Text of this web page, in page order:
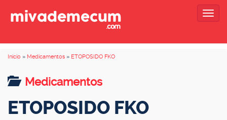
Inicio » Medicamentos » ETOPOSIDO FKO
Medicamentos
ETOPOSIDO FKO